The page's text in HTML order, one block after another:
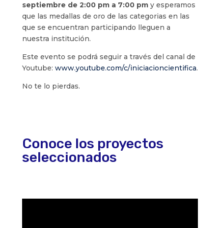
septiembre de 2:00 pm a 7:00 pmy esperamos
que las medallas de oro de las categorias en las
que se encuentran participando lleguen a
nuestra institución.
Este evento se podrá seguir a través del canal de
Youtube: www.youtube.com/c/iniciacioncientifica.
No te lo pierdas.
Conoce los proyectos
seleccionados